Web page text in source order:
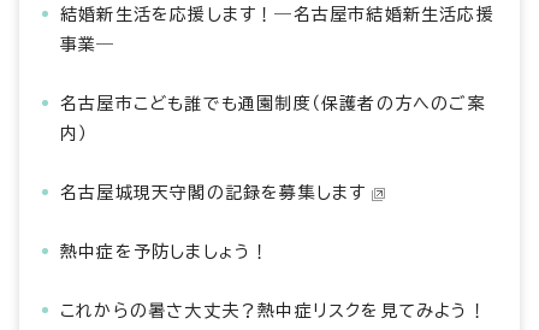
結婚新生活を応援します！―名古屋市結婚新生活応援
事業―
名古屋市こども誰でも通園制度（保護者の方へのご案
内）
名古屋城現天守閣の記録を募集します
熱中症を予防しましょう！
これからの暑さ大丈夫？熱中症リスクを見てみよう！